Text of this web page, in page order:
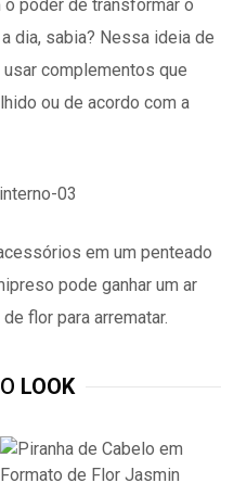
poder de transformar o
dia, sabia? Nessa ideia de
complementos que
ou de acordo com a
em um penteado
pode ganhar um ar
flor para arrematar.
LOOK